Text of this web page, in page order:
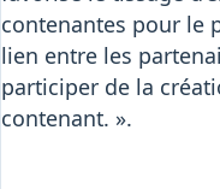
contenantes pour le
lien entre les
participer de la
contenant. ».